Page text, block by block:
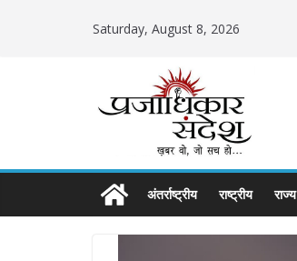
Saturday, August 8, 2026
अंतर्राष्ट्रीय राष्ट्रीय राज्य